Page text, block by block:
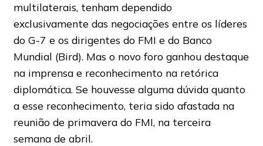
multilaterais, tenham dependido
exclusivamente das negociações entre os líderes
do G-7 e os dirigentes do FMI e do Banco
Mundial (Bird). Mas o novo foro ganhou destaque
na imprensa e reconhecimento na retórica
diplomática. Se houvesse alguma dúvida quanto
a esse reconhecimento, teria sido afastada na
reunião de primavera do FMI, na terceira
semana de abril.